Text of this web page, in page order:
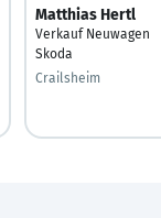
Matthias Hertl
Verkauf Neuwagen
Skoda
Crailsheim